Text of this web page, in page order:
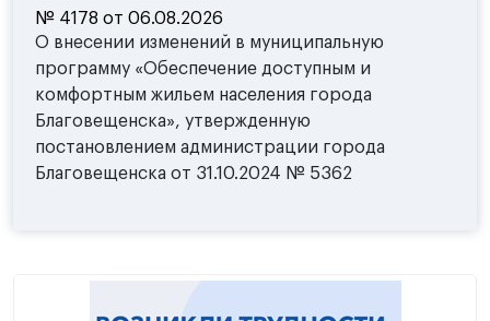
№ 4178 от 06.08.2026
О внесении изменений в муниципальную
программу «Обеспечение доступным и
комфортным жильем населения города
Благовещенска», утвержденную
постановлением администрации города
Благовещенска от 31.10.2024 № 5362